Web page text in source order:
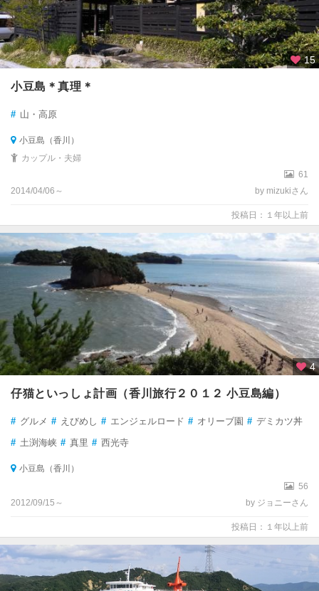
15
小豆島＊真理＊
# 山・高原
小豆島（香川）
カップル・夫婦
61
2014/04/06～
by mizukiさん
投稿日：１年以上前
4
仔猫といっしょ計画（香川旅行２０１２ 小豆島編）
# グルメ # えびめし # エンジェルロード # オリーブ園 # デミカツ丼
# 土渕海峡 # 真里 # 西光寺
小豆島（香川）
56
2012/09/15～
by ジョニーさん
投稿日：１年以上前